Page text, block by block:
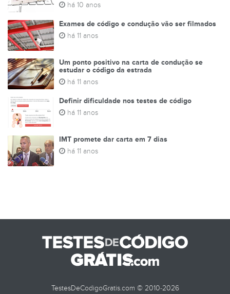
há 10 anos
Exames de código e condução vão ser filmados
há 11 anos
Um ponto positivo na carta de condução se
estudar o código da estrada
há 11 anos
Definir dificuldade nos testes de código
há 11 anos
IMT promete dar carta em 7 dias
há 11 anos
TestesDeCodigoGratis.com © 2010-2026